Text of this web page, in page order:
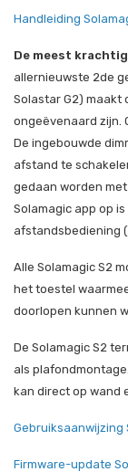
Handleiding
De meest
allernieuwste 2de
Solastar G2) maakt
ongeëvenaard zijn.
De ingebouwde
afstand te
gedaan worden
Solamagic app op
afstandsbediening
Alle Solamagic S2
het toestel
doorlopen kunnen
De Solamagic S2
als
kan direct op wand
Gebruiksaanwijzing
Firmware-update